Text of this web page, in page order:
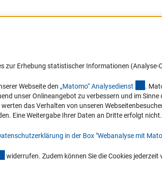
in Ihr Mailpostfach oder schauen
die Ausgaben online an.
Zum Newsletter
zur Erhebung statistischer Informationen (Analyse-
Webseite den „Matomo“ Analysedienst
.
unser Onlineangebot zu verbessern und im
das Verhalten von unseren
Eine Weitergabe Ihrer Daten an Dritte erfolgt nicht.
in der Box "Webanalyse mit
(interner Link)
widerrufen. Zudem können Sie die Cookies